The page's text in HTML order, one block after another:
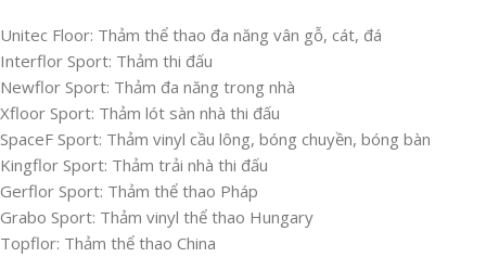
Unitec Floor: Thảm thể thao đa năng vân gỗ, cát, đá
Interflor Sport: Thảm thi đấu
Newflor Sport: Thảm đa năng trong nhà
Xfloor Sport: Thảm lót sàn nhà thi đấu
SpaceF Sport: Thảm vinyl cầu lông, bóng chuyền, bóng bàn
Kingflor Sport: Thảm trải nhà thi đấu
Gerflor Sport: Thảm thể thao Pháp
Grabo Sport: Thảm vinyl thể thao Hungary
Topflor: Thảm thể thao China